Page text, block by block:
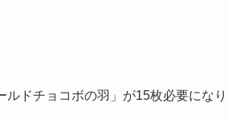
ドチョコボの羽」が15枚必要になり